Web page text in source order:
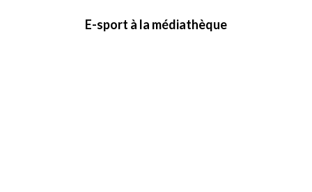
E-sport à la médiathèque